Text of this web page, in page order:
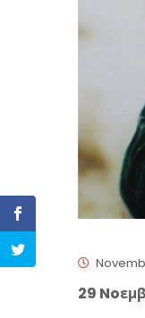
29